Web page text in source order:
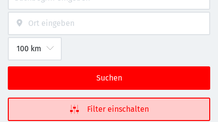
Suchen
Filter einschalten